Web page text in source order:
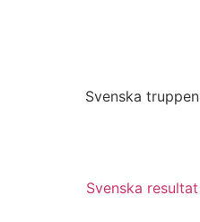
Svenska truppen
Svenska resultat